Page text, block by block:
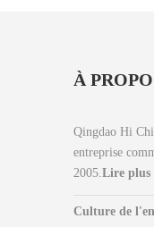
À
Qingdao Hi
entreprise
2005.Lire plus
Culture de